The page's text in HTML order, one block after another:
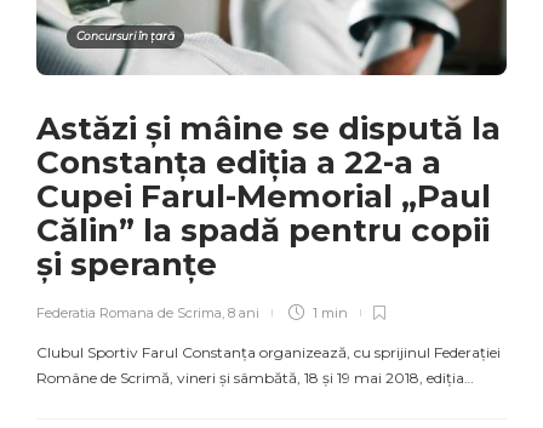
Concursuri în țară
Astăzi și mâine se dispută la
Constanța ediția a 22-a a
Cupei Farul-Memorial „Paul
Călin” la spadă pentru copii
și speranțe
Federatia Romana de Scrima 8 ani 1 min
Clubul Sportiv Farul Constanța organizează, cu sprijinul Federației
Române de Scrimă, vineri și sâmbătă, 18 și 19 mai 2018, ediția…